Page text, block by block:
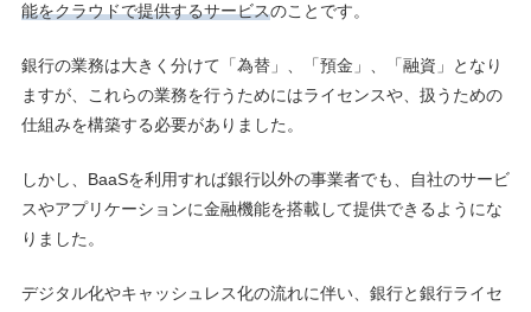
能をクラウドで提供するサービスのことです。
銀行の業務は大きく分けて「為替」、「預金」、「融資」となり
ますが、これらの業務を行うためにはライセンスや、扱うための
仕組みを構築する必要がありました。
しかし、BaaSを利用すれば銀行以外の事業者でも、自社のサービ
スやアプリケーションに金融機能を搭載して提供できるようにな
りました。
デジタル化やキャッシュレス化の流れに伴い、銀行と銀行ライセ